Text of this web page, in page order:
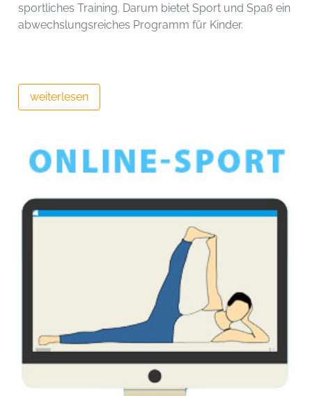
sportliches Training. Darum bietet Sport und Spaß ein
abwechslungsreiches Programm für Kinder.
weiterlesen